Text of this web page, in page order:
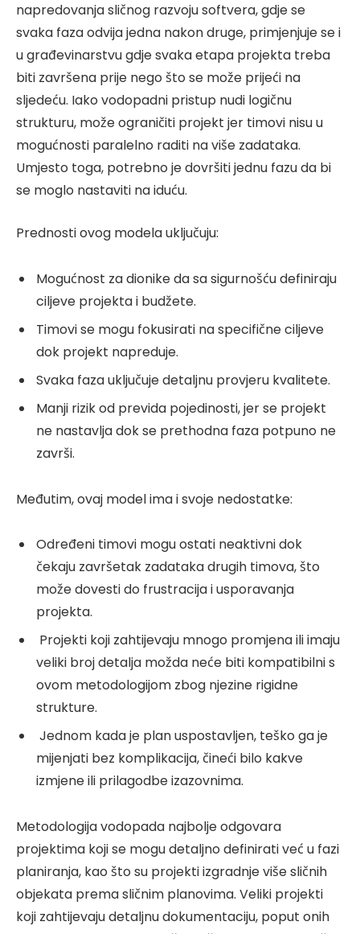
napredovanja sličnog razvoju softvera, gdje se
svaka faza odvija jedna nakon druge, primjenjuje se i
u građevinarstvu gdje svaka etapa projekta treba
biti završena prije nego što se može prijeći na
sljedeću. Iako vodopadni pristup nudi logičnu
strukturu, može ograničiti projekt jer timovi nisu u
mogućnosti paralelno raditi na više zadataka.
Umjesto toga, potrebno je dovršiti jednu fazu da bi
se moglo nastaviti na iduću.
Prednosti ovog modela uključuju:
Mogućnost za dionike da sa sigurnošću definiraju
ciljeve projekta i budžete.
Timovi se mogu fokusirati na specifične ciljeve
dok projekt napreduje.
Svaka faza uključuje detaljnu provjeru kvalitete.
Manji rizik od previda pojedinosti, jer se projekt
ne nastavlja dok se prethodna faza potpuno ne
završi.
Međutim, ovaj model ima i svoje nedostatke:
Određeni timovi mogu ostati neaktivni dok
čekaju završetak zadataka drugih timova, što
može dovesti do frustracija i usporavanja
projekta.
Projekti koji zahtijevaju mnogo promjena ili imaju
veliki broj detalja možda neće biti kompatibilni s
ovom metodologijom zbog njezine rigidne
strukture.
Jednom kada je plan uspostavljen, teško ga je
mijenjati bez komplikacija, čineći bilo kakve
izmjene ili prilagodbe izazovnima.
Metodologija vodopada najbolje odgovara
projektima koji se mogu detaljno definirati već u fazi
planiranja, kao što su projekti izgradnje više sličnih
objekata prema sličnim planovima. Veliki projekti
koji zahtijevaju detaljnu dokumentaciju, poput onih